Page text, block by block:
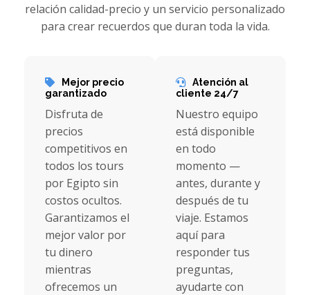
relación calidad-precio y un servicio personalizado
para crear recuerdos que duran toda la vida.
Mejor precio
garantizado
Disfruta de
precios
competitivos en
todos los tours
por Egipto sin
costos ocultos.
Garantizamos el
mejor valor por
tu dinero
mientras
ofrecemos un
Atención al
cliente 24/7
Nuestro equipo
está disponible
en todo
momento —
antes, durante y
después de tu
viaje. Estamos
aquí para
responder tus
preguntas,
ayudarte con